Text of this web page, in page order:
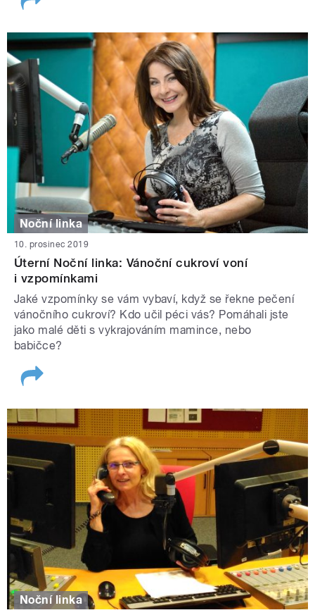
Noční linka
10. prosinec 2019
Úterní Noční linka: Vánoční cukroví voní
i vzpomínkami
Jaké vzpomínky se vám vybaví, když se řekne pečení
vánočního cukroví? Kdo učil péci vás? Pomáhali jste
jako malé děti s vykrajováním mamince, nebo
babičce?
Noční linka